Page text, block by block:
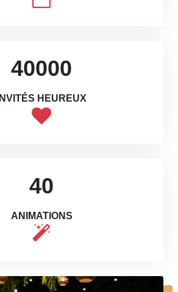
40000
INVITÉS HEUREUX
40
ANIMATIONS